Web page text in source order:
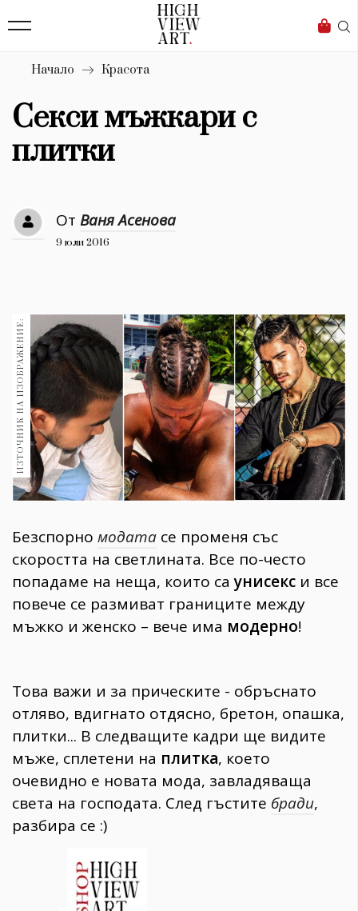
Бизнес
Мода
Dialogue
Изкуство
4340
Красота
777
Книги 1188
30+ 1970
Гурме 1710
Пътувай
237
Gentlemen
382
Wellness
ПОСЛЕДВАЙТЕ
НИ
Начало Красота
Секси мъжкари с
плитки
От Ваня Асенова
9 юли 2016
ИЗТОЧНИК НА ИЗОБРАЖЕНИЕ:
Безспорно модата се променя със
скоростта на светлината. Все по-често
попадаме на неща, които саунисекс и все
повече се размиват границите между
мъжко и женско – вече има модерно!
Това важи и за прическите - обръснато
отляво, вдигнато отдясно, бретон, опашка,
плитки... В следващите кадри ще видите
мъже, сплетени на плитка, което
очевидно е новата мода, завладяваща
света на господата. След гъстите бради,
разбира се :)